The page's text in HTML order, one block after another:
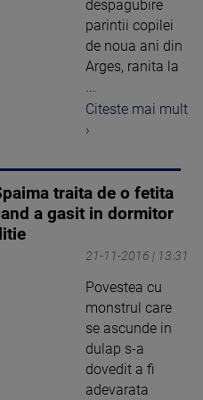
despagubire
parintii copilei
de noua ani din
Arges, ranita la
...
Citeste mai mult
›
traita de o fetita
a gasit in dormitor
21-11-2016 | 13:31
Povestea cu
monstrul care
se ascunde in
dulap s-a
dovedit a fi
adevarata